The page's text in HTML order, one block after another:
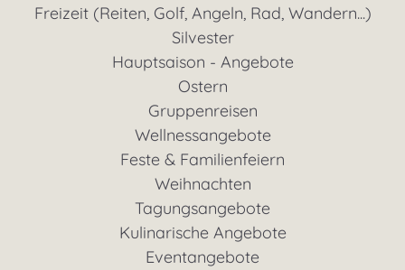
Freizeit (Reiten, Golf, Angeln, Rad, Wandern...)
Silvester
Hauptsaison - Angebote
Ostern
Gruppenreisen
Wellnessangebote
Feste & Familienfeiern
Weihnachten
Tagungsangebote
Kulinarische Angebote
Eventangebote